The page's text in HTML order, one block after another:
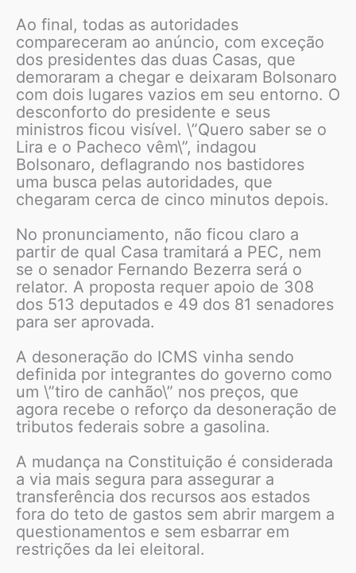
Ao final, todas as autoridades
compareceram ao anúncio, com exceção
dos presidentes das duas Casas, que
demoraram a chegar e deixaram Bolsonaro
com dois lugares vazios em seu entorno. O
desconforto do presidente e seus
ministros ficou visível. \”Quero saber se o
Lira e o Pacheco vêm\”, indagou
Bolsonaro, deflagrando nos bastidores
uma busca pelas autoridades, que
chegaram cerca de cinco minutos depois.
No pronunciamento, não ficou claro a
partir de qual Casa tramitará a PEC, nem
se o senador Fernando Bezerra será o
relator. A proposta requer apoio de 308
dos 513 deputados e 49 dos 81 senadores
para ser aprovada.
A desoneração do ICMS vinha sendo
definida por integrantes do governo como
um \”tiro de canhão\” nos preços, que
agora recebe o reforço da desoneração de
tributos federais sobre a gasolina.
A mudança na Constituição é considerada
a via mais segura para assegurar a
transferência dos recursos aos estados
fora do teto de gastos sem abrir margem a
questionamentos e sem esbarrar em
restrições da lei eleitoral.